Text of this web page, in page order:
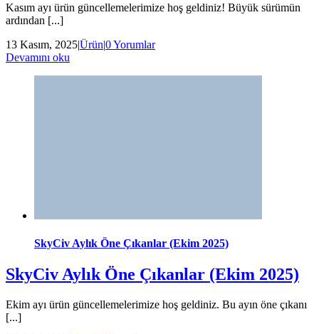
Kasım ayı ürün güncellemelerimize hoş geldiniz! Büyük sürümün
ardından [...]
13 Kasım, 2025|Ürün|0 Yorumlar
Devamını oku
SkyCiv Aylık Öne Çıkanlar (Ekim 2025)
SkyCiv Aylık Öne Çıkanlar (Ekim 2025)
Ekim ayı ürün güncellemelerimize hoş geldiniz. Bu ayın öne çıkanı
[...]